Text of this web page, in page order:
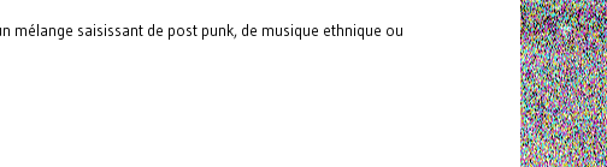
mélange saisissant de post punk, de musique ethnique ou